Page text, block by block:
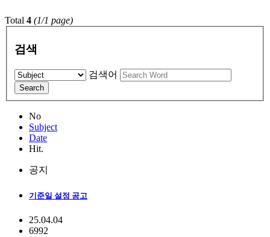
Total 4 (1/1 page)
검색
검색어
Search
No
Subject
Date
Hit.
공지
기준일 설정 공고
25.04.04
6992